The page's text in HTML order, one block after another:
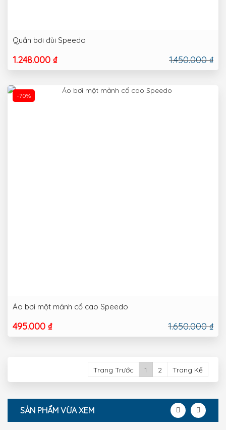
Quần bơi đùi Speedo
1.248.000 ₫ 1.450.000 ₫
-70%
Áo bơi một mảnh cổ cao Speedo
495.000 ₫ 1.650.000 ₫
Trang Trước 1 2 Trang Kế
SẢN PHẨM VỪA XEM